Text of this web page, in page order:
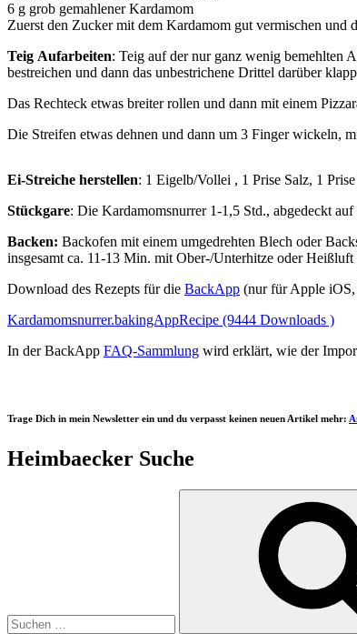
6 g grob gemahlener Kardamom
Zuerst den Zucker mit dem Kardamom gut vermischen und
Teig Aufarbeiten: Teig auf der nur ganz wenig bemehlten
bestreichen und dann das unbestrichene Drittel darüber
Das Rechteck etwas breiter rollen und dann mit einem
Die Streifen etwas dehnen und dann um 3 Finger wickeln,
Ei-Streiche herstellen: 1 Eigelb/Vollei , 1 Prise Salz, 1
Stückgare: Die Kardamomsnurrer 1-1,5 Std., abgedeckt
Backen: Backofen mit einem umgedrehten Blech oder
insgesamt ca. 11-13 Min. mit Ober-/Unterhitze oder
Download des Rezepts für die BackApp (nur für Apple
Kardamomsnurrer.bakingAppRecipe (9444 Downloads )
In der BackApp FAQ-Sammlung wird erklärt, wie der
Trage Dich in mein Newsletter ein und du verpasst keinen neuen Artikel mehr:
Heimbaecker Suche